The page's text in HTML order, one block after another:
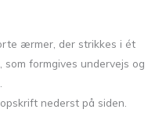
ærmer, der strikkes i ét
formgives undervejs og
nederst på siden.